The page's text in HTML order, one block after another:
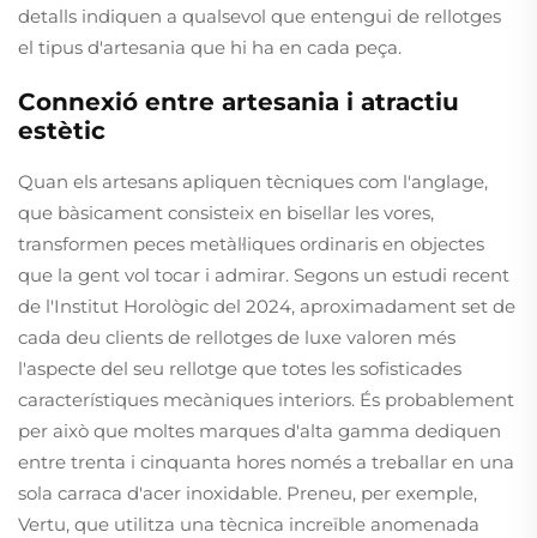
detalls indiquen a qualsevol que entengui de rellotges
el tipus d'artesania que hi ha en cada peça.
Connexió entre artesania i atractiu
estètic
Quan els artesans apliquen tècniques com l'anglage,
que bàsicament consisteix en bisellar les vores,
transformen peces metàl·liques ordinaris en objectes
que la gent vol tocar i admirar. Segons un estudi recent
de l'Institut Horològic del 2024, aproximadament set de
cada deu clients de rellotges de luxe valoren més
l'aspecte del seu rellotge que totes les sofisticades
característiques mecàniques interiors. És probablement
per això que moltes marques d'alta gamma dediquen
entre trenta i cinquanta hores només a treballar en una
sola carraca d'acer inoxidable. Preneu, per exemple,
Vertu, que utilitza una tècnica increïble anomenada